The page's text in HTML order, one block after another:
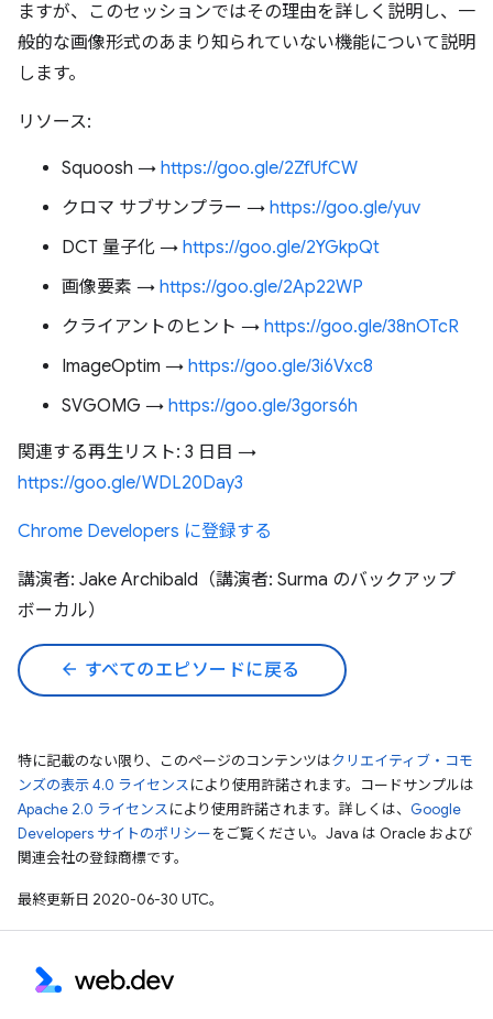
ますが、このセッションではその理由を詳しく説明し、一
般的な画像形式のあまり知られていない機能について説明
します。
リソース:
Squoosh → https://goo.gle/2ZfUfCW
クロマ サブサンプラー → https://goo.gle/yuv
DCT 量子化 → https://goo.gle/2YGkpQt
画像要素 → https://goo.gle/2Ap22WP
クライアントのヒント → https://goo.gle/38nOTcR
ImageOptim → https://goo.gle/3i6Vxc8
SVGOMG → https://goo.gle/3gors6h
関連する再生リスト: 3 日目 →
https://goo.gle/WDL20Day3
Chrome Developers に登録する
講演者: Jake Archibald（講演者: Surma のバックアップ
ボーカル）
arrow_back すべてのエピソードに戻る
特に記載のない限り、このページのコンテンツはクリエイティブ・コモ
ンズの表示 4.0 ライセンスにより使用許諾されます。コードサンプルは
Apache 2.0 ライセンスにより使用許諾されます。詳しくは、 Google
Developers サイトのポリシーをご覧ください。Java は Oracle および
関連会社の登録商標です。
最終更新日 2020-06-30 UTC。